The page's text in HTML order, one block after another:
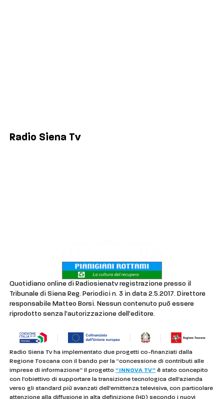
Radio Siena Tv
Quotidiano online di Radiosienatv registrazione presso il
Tribunale di Siena Reg. Periodici n. 3 in data 2.5.2017. Direttore
responsabile Matteo Borsi. Nessun contenuto può essere
riprodotto senza l'autorizzazione dell'editore.
Radio Siena Tv ha implementato due progetti co-finanziati dalla
Regione Toscana con il bando per la “concessione di contributi alle
imprese di informazione” Il progetto“INNOVA TV” è stato concepito
con l’obiettivo di supportare la transizione tecnologica dell’azienda
verso gli standard più avanzati dell’emittenza televisiva, con particolare
attenzione alla diffusione in alta definizione (HD) secondo i nuovi